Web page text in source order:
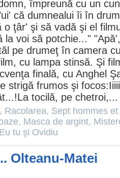
împreună cu un
că dumnealui îi în
o ţâr' şi să vadă şi el
la voi să potchie..."
pe drumeţ în camera
, cu lampa stinsă. Şi
finală, cu Anghel
strigă frumos şi
tocilă, pe
, Racolarea, Sept hommes
, Masca de argint,
Eu tu şi Ovidiu
Olteanu-Matei